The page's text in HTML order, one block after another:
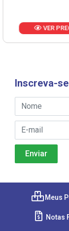
VER
Inscreva-
Meus
Notas